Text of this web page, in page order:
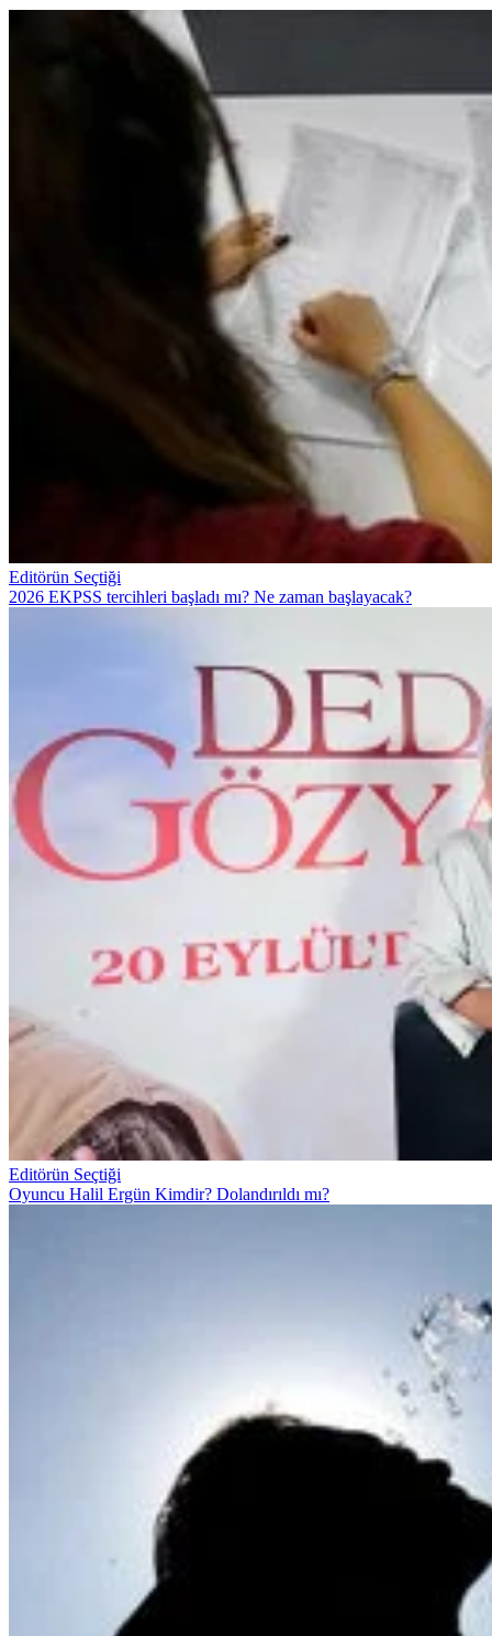
Editörün Seçtiği
2026 EKPSS tercihleri başladı mı? Ne zaman başlayacak?
Editörün Seçtiği
Oyuncu Halil Ergün Kimdir? Dolandırıldı mı?